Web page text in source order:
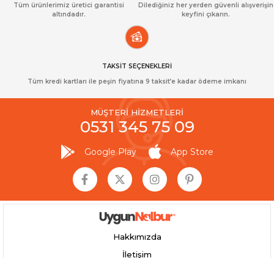
Tüm ürünlerimiz üretici garantisi
altındadır.
Dilediğiniz her yerden güvenli alışverişin
keyfini çıkarın.
TAKSİT SEÇENEKLERİ
Tüm kredi kartları ile peşin fiyatına 9 taksit’e kadar ödeme imkanı
MÜŞTERİ HİZMETLERİ
0531 345 75 09
Google Play App Store
Hakkımızda
İletişim